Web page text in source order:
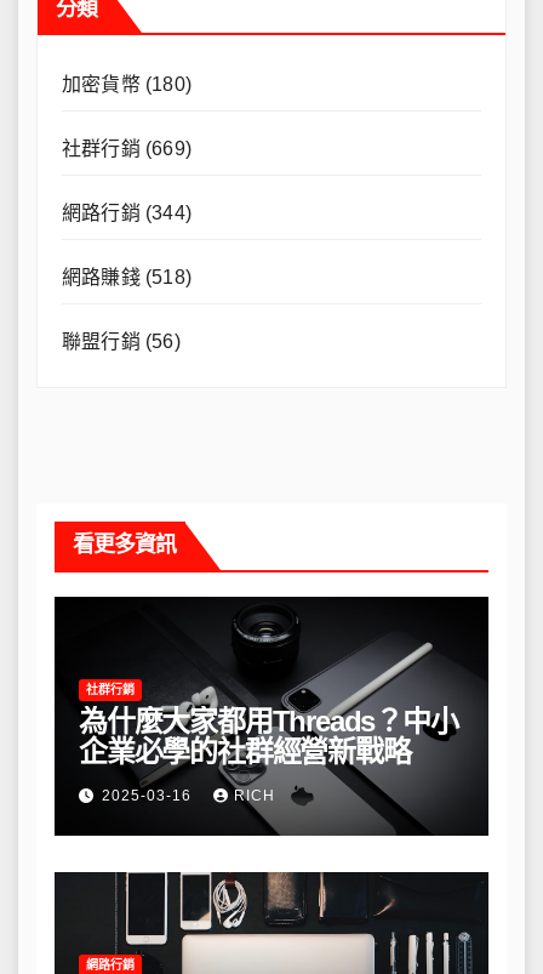
分類
加密貨幣(180)
社群行銷 (669)
網路行銷 (344)
網路賺錢(518)
聯盟行銷 (56)
看更多資訊
社群行銷
為什麼大家都用Threads？中小
企業必學的社群經營新戰略
2025-03-16 RICH
網路行銷